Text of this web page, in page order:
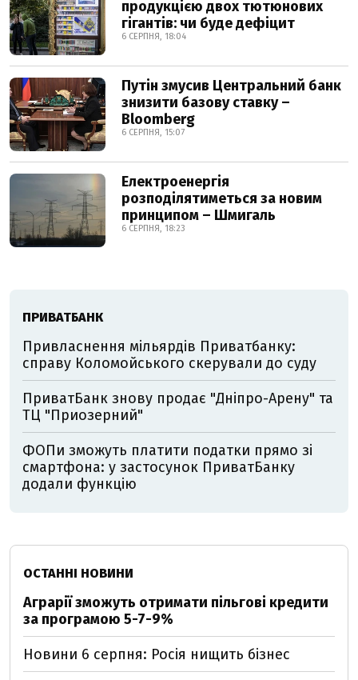
продукцією двох тютюнових
гігантів: чи буде дефіцит
6 СЕРПНЯ, 18:04
Путін змусив Центральний банк
знизити базову ставку –
Bloomberg
6 СЕРПНЯ, 15:07
Електроенергія
розподілятиметься за новим
принципом – Шмигаль
6 СЕРПНЯ, 18:23
ПРИВАТБАНК
Привласнення мільярдів Приватбанку:
справу Коломойського скерували до суду
ПриватБанк знову продає "Дніпро-Арену" та
ТЦ "Приозерний"
ФОПи зможуть платити податки прямо зі
смартфона: у застосунок ПриватБанку
додали функцію
ОСТАННІ НОВИНИ
Аграрії зможуть отримати пільгові кредити
за програмою 5-7-9%
Новини 6 серпня: Росія нищить бізнес